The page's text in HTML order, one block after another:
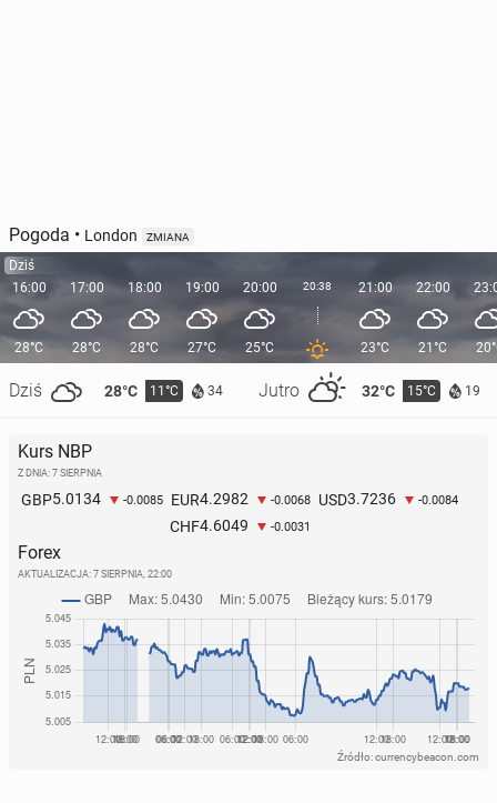
Pogoda • London ZMIANA
Dziś
16:00
28°C
Dziś 28°C 11°C 34 Jutro 32°C 15°C 19
17:00
28°C
18:00
28°C
19:00
27°C
20:00
25°C
20:38 21:00
23°C
22:00
21°C
Kurs NBP
Z DNIA: 7 SIERPNIA
GBP5.0134 -0.0085 EUR4.2982 -0.0068 USD3.7236 -0.0084
CHF4.6049 -0.0031
Forex
AKTUALIZACJA: 7 SIERPNIA, 22:00
Źródło: currencybeacon.com